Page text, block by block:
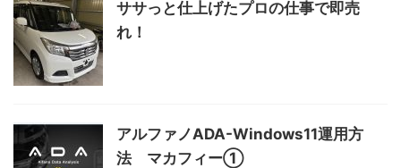
ササっと仕上げたプロの仕事で即売
れ！
アルファノADA-Windows11運用方
法 マカフィー①